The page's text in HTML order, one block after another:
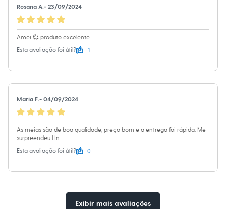
Calçados
Botas
Chinelos
Sapatos
Sandálias e Papetes
Tênis
Acessórios
Camisetas
Calças
Calçados
Regatas
Moda íntima
Cuecas
Meias
Pijamas
Personagens
Rosana A.- 23/09/2024
Amei 💞 produto excelente
Esta avaliação foi útil?
1
Maria F.- 04/09/2024
As meias são de boa qualidade, preço bom e a entrega foi rápida. Me
surpreendeu l In
Esta avaliação foi útil?
0
Exibir mais avaliações